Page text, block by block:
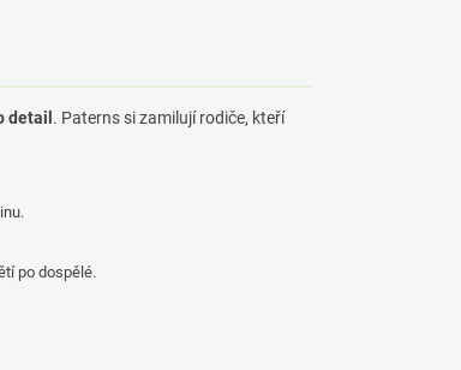
detail . Paterns si zamilují rodiče, kteří
po dospělé.